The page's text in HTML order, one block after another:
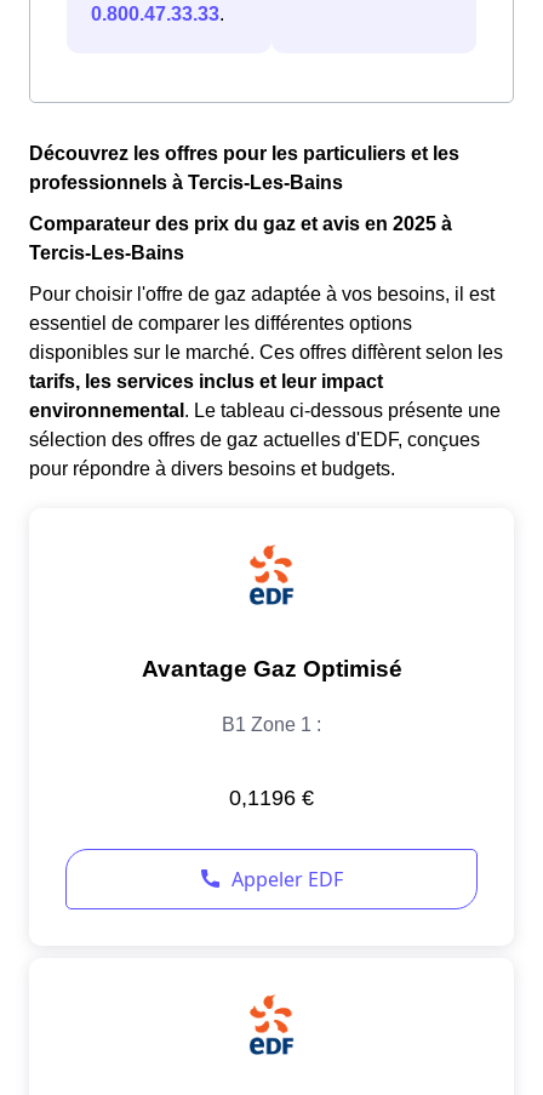
0.800.47.33.33.
Découvrez les offres pour les particuliers et les
professionnels à Tercis-Les-Bains
Comparateur des prix du gaz et avis en 2025 à
Tercis-Les-Bains
Pour choisir l'offre de gaz adaptée à vos besoins, il est
essentiel de comparer les différentes options
disponibles sur le marché. Ces offres diffèrent selon les
tarifs, les services inclus et leur impact
environnemental . Le tableau ci-dessous présente une
sélection des offres de gaz actuelles d'EDF, conçues
pour répondre à divers besoins et budgets.